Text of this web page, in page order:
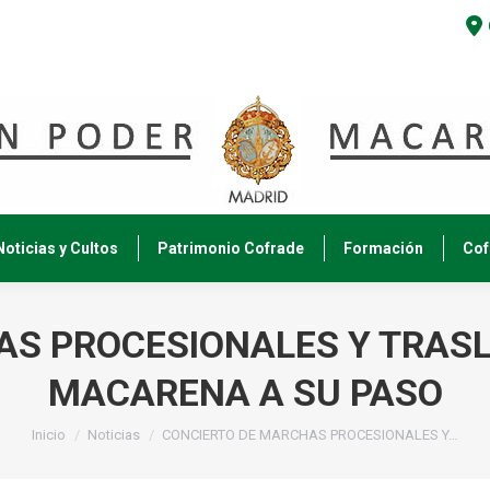
y Cultos Patrimonio Cofrade Formación
PROCESIONALES Y
MACARENA A SU PASO
Estás aquí:
Inicio Noticias CONCIERTO DE MARCHAS PROCESIONALES Y…